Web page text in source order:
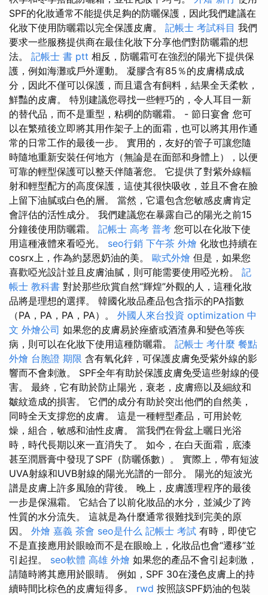
SPF的化妝通常不能提供足夠的防曬保護，因此我們建議在
化妝下使用防曬霜以完全保護皮膚。 記帳士 考試科目 我們
要求一些服務提供商在最佳化妝下分享他們對防曬霜的想
法。 記帳士 書 ptt 相反，防曬霜可在強烈的陽光下提供保
護，例如海灘或戶外運動。 凝膠含有85％的皮膚構成成
分，因此不僅可以保護，而且還含有飼料，結果全天柔軟，
鮮豔的皮膚。 特別建議您尋找一些輕巧的，令人耳目一新
的替代品，而不是重型，粘稠的防曬霜。 - 節日宴會 您可
以在繁殖後立即將其用作架子上的面霜，也可以將其用作通
常的日常工作的最後一步。 實用的，友好的管子可讓您隨
時隨地重新安裝任何地方（無論是在面部和身體上），以便
可靠的輕型保護可以整天伴隨著您。 它提供了對紫外線輻
射和輕型配方的高度保護，這使其很快吸收，並且不會在臉
上留下油膩或白色的層。 當然，它還包含您敏感皮膚肯定
會評估的活性成分。 我們建議您在暴露自己的陽光之前15
分鐘後使用防曬霜。 記帳士 高考 普考 您可以在化妝下使
用這種液體來看啞光。 seo行銷 下午茶 外燴 化妝也持續在
cosrx上，作為約瑟恩奶油的美。 歐式外燴 但是，如果您
喜歡啞光設計並且皮膚油膩，則可能需要使用啞光粉。 記
帳士 教科書 對於那些欣賞自然“輝煌”外觀的人，這種化妝
品將是理想的選擇。 韓國化妝品產品包含指示的PA指數
（PA，PA，PA，PA）。 外國人來台投資 optimization 中
文 外燴公司 如果您的皮膚易於痤瘡或酒渣鼻和變色等疾
病，則可以在化妝下使用這種防曬霜。 記帳士 考什麼 餐點
外燴 台胞證 期限 含有氧化鋅，可保護皮膚免受紫外線的影
響而不會刺激。 SPF全年有助於保護皮膚免受這些射線的侵
害。 最終，它有助於防止陽光，衰老，皮膚癌以及細紋和
皺紋造成的損害。 它們的成分有助於突出他們的自然美，
同時全天支撐您的皮膚。 這是一種輕型產品，可用於乾
燥，組合，敏感和油性皮膚。 當我們在骨盆上曬日光浴
時，時代長期以來一直消失了。 如今，在白天面霜，底漆
甚至潤唇膏中發現了SPF（防曬係數）。 實際上，帶有短波
UVA射線和UVB射線的陽光光譜的一部分。 陽光的短波光
譜是皮膚上許多風險的背後。 晚上，皮膚護理程序的最後
一步是保濕霜。 它結合了以前化妝品的水分，並減少了跨
性質的水分流失。 這就是為什麼通常很難找到完美的原
因。 外燴 嘉義 茶會 seo是什么 記帳士 考試 有時，即使它
不是直接應用於眼瞼而不是在眼瞼上，化妝品也會“遷移”並
引起捏。 seo軟體 高雄 外燴 如果您的產品不會引起刺激，
請隨時將其應用於眼睛。 例如，SPF 30在淺色皮膚上的持
續時間比棕色的皮膚短得多。 rwd 按照該SPF奶油的包裝